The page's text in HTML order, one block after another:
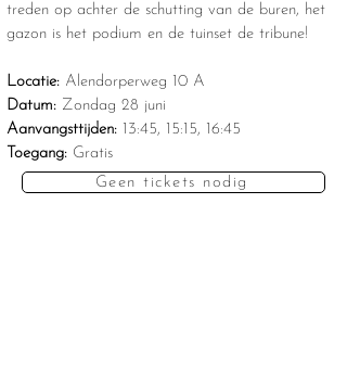
treden op achter de schutting van de buren, het
gazon is het podium en de tuinset de tribune!
Locatie: Alendorperweg 10 A
Datum: Zondag 28 juni
Aanvangsttijden: 13:45, 15:15, 16:45
Toegang: Gratis
Geen tickets nodig